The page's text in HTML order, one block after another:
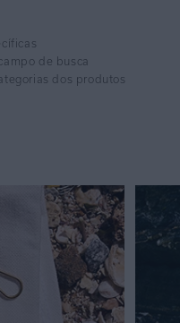
de busca
dos produtos